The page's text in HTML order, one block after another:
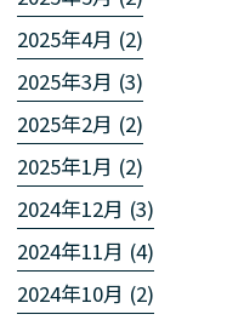
2025年4月 (2)
2025年3月 (3)
2025年2月 (2)
2025年1月 (2)
2024年12月 (3)
2024年11月 (4)
2024年10月 (2)